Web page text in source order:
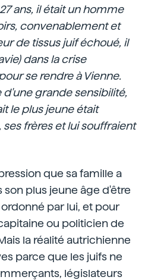
ans, il était un homme
convenablement et
de tissus juif échoué, il
dans la crise
se rendre à Vienne.
grande sensibilité,
le plus jeune était
frères et lui souffraient
que sa famille a
plus jeune âge d'être
par lui, et pour
ou politicien de
la réalité autrichienne
parce que les juifs ne
législateurs